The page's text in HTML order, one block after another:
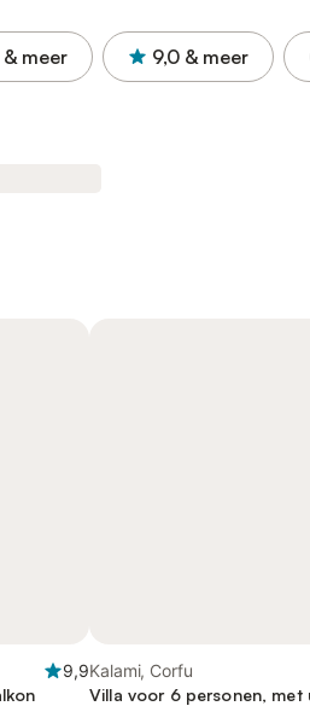
& meer 9,0 & meer
9,9Kalami, Corfu
Villa voor 6 personen, met